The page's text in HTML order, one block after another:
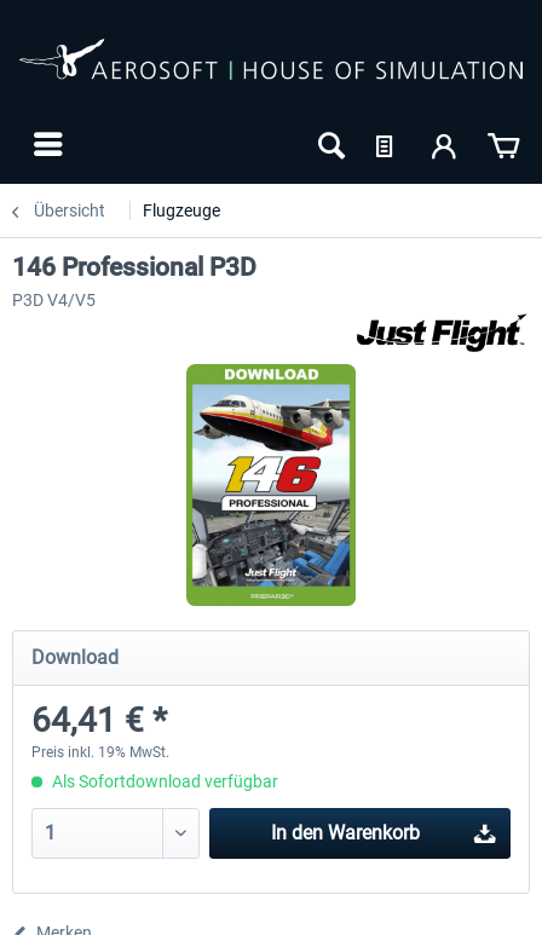
Übersicht Flugzeuge
A320 Family professional Bundle
79,95 € *
Aerosoft A320/A321
146 Professional P3D
P3D V4/V5
Download
64,41 € *
Preis inkl. 19% MwSt.
Als Sofortdownload verfügbar
In den Warenkorb